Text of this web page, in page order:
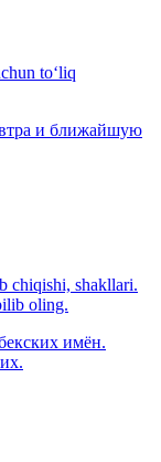
to‘liq
и ближайшую
chiqishi, shakllari.
oling.
имён.